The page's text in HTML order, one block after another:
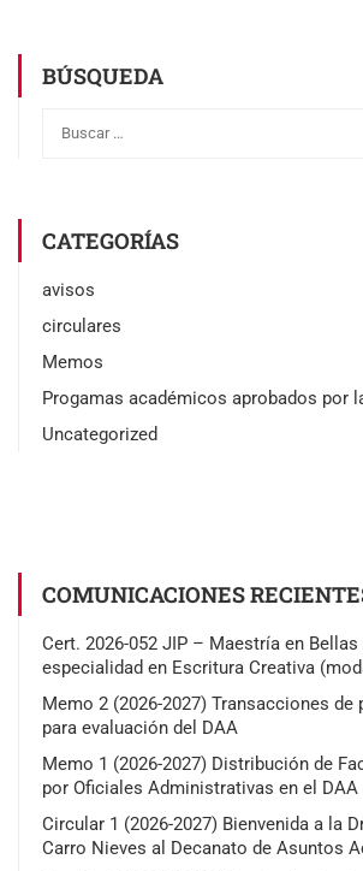
BÚSQUEDA
CATEGORÍAS
avisos
circulares
Memos
Progamas académicos aprobados por
Uncategorized
COMUNICACIONES
Cert. 2026-052 JIP – Maestría en
especialidad en Escritura Creativa
Memo 2 (2026-2027) Transacciones de
para evaluación del DAA
Memo 1 (2026-2027) Distribución de
por Oficiales Administrativas en el DAA
Circular 1 (2026-2027) Bienvenida a la
Carro Nieves al Decanato de Asuntos